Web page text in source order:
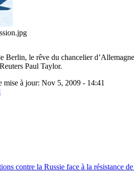
Berlin, le rêve du chancelier
Paul Taylor.
mise à jour: Nov 5, 2009 - 14:41
contre la Russie face à la résistance